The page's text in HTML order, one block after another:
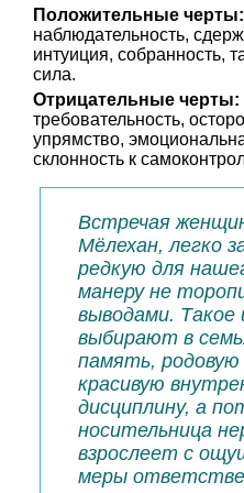
Положительные черты:
наблюдательность,
интуиция, собранность,
сила.
Отрицательные черты:
требовательность,
упрямство,
склонность к
Встречая
Мёлехан, легко
редкую для
манеру не
выводами. Такое
выбирают в
память,
красивую
дисциплину, а
носительница
взрослеет с
меры